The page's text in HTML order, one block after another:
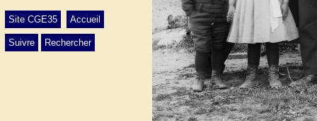
Site CGE35 Accueil
Suivre Rechercher